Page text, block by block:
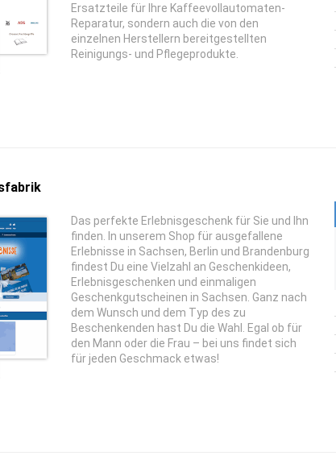
Ersatzteile für Ihre Kaffeevollautomaten-
Reparatur, sondern auch die von den
einzelnen Herstellern bereitgestellten
Reinigungs- und Pflegeprodukte.
Das perfekte Erlebnisgeschenk für Sie und Ihn
finden. In unserem Shop für ausgefallene
Erlebnisse in Sachsen, Berlin und Brandenburg
findest Du eine Vielzahl an Geschenkideen,
Erlebnisgeschenken und einmaligen
Geschenkgutscheinen in Sachsen. Ganz nach
dem Wunsch und dem Typ des zu
Beschenkenden hast Du die Wahl. Egal ob für
den Mann oder die Frau – bei uns findet sich
für jeden Geschmack etwas!